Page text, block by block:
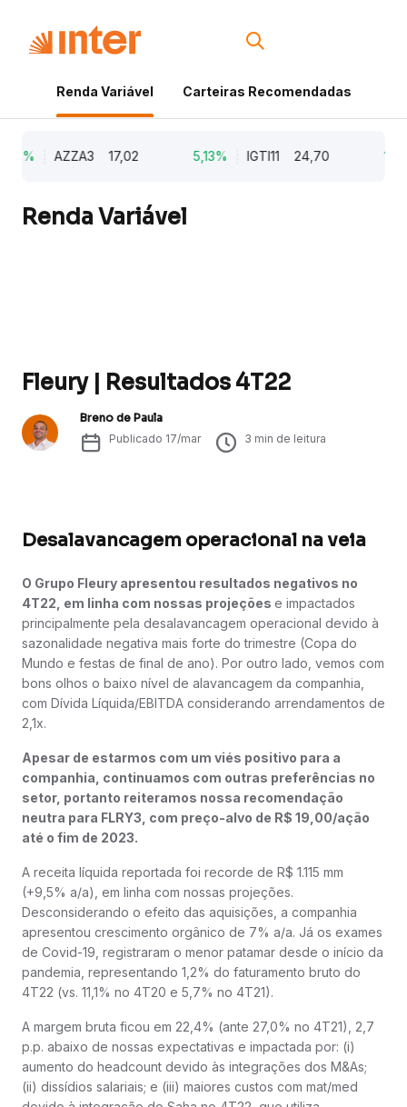
Renda Variável Carteiras Recomendadas
AZZA3 17,02 5,13% IGTI11 24,70
Renda Variável
Fleury | Resultados 4T22
Breno de Paula
Publicado 17/mar 3 min de leitura
Desalavancagem operacional na veia
O Grupo Fleury apresentou resultados negativos no
4T22, em linha com nossas projeções e impactados
principalmente pela desalavancagem operacional devido à
sazonalidade negativa mais forte do trimestre (Copa do
Mundo e festas de final de ano). Por outro lado, vemos com
bons olhos o baixo nível de alavancagem da companhia,
com Dívida Líquida/EBITDA considerando arrendamentos de
2,1x.
Apesar de estarmos com um viés positivo para a
companhia, continuamos com outras preferências no
setor, portanto reiteramos nossa recomendação
neutra para FLRY3, com preço-alvo de R$ 19,00/ação
até o fim de 2023.
A receita líquida reportada foi recorde de R$ 1.115 mm
(+9,5% a/a), em linha com nossas projeções.
Desconsiderando o efeito das aquisições, a companhia
apresentou crescimento orgânico de 7% a/a. Já os exames
de Covid-19, registraram o menor patamar desde o início da
pandemia, representando 1,2% do faturamento bruto do
4T22 (vs. 11,1% no 4T20 e 5,7% no 4T21).
A margem bruta ficou em 22,4% (ante 27,0% no 4T21), 2,7
p.p. abaixo de nossas expectativas e impactada por: (i)
aumento do headcount devido às integrações dos M&As;
(ii) dissídios salariais; e (iii) maiores custos com mat/med